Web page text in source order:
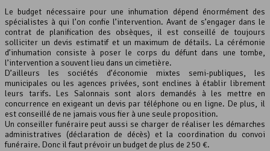
Le budget nécessaire pour une inhumation dépend énormément des
spécialistes à qui l’on confie l’intervention. Avant de s’engager dans le
contrat de planification des obsèques, il est conseillé de toujours
solliciter un devis estimatif et un maximum de détails. La cérémonie
d’inhumation consiste à poser le corps du défunt dans une tombe,
l’intervention a souvent lieu dans un cimetière.
D’ailleurs les sociétés d’économie mixtes semi-publiques, les
municipales ou les agences privées, sont enclines à établir librement
leurs tarifs. Les Salonnais sont alors demandés à les mettre en
concurrence en exigeant un devis par téléphone ou en ligne. De plus, il
est conseillé de ne jamais vous fier à une seule proposition.
Un conseiller funéraire peut aussi se charger de réaliser les démarches
administratives (déclaration de décès) et la coordination du convoi
funéraire. Donc il faut prévoir un budget de plus de 250 €.